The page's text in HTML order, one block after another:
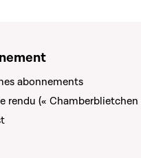
abonnements
rendu (« Chamberblietchen